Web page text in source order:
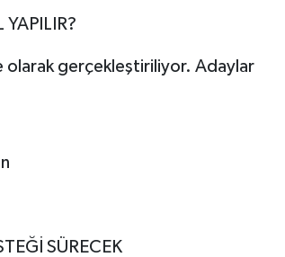
YAPILIR?
olarak gerçekleştiriliyor. Adaylar
SÜRECEK